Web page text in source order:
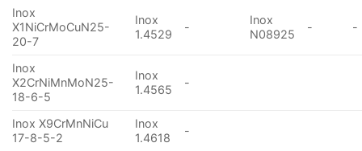
Inox
X1NiCrMoCuN25-
20-7
Inox
1.4529
-
Inox
N08925
- -
Inox
X2CrNiMnMoN25-
18-6-5
Inox
1.4565
-
Inox X9CrMnNiCu
17-8-5-2
Inox
1.4618
-